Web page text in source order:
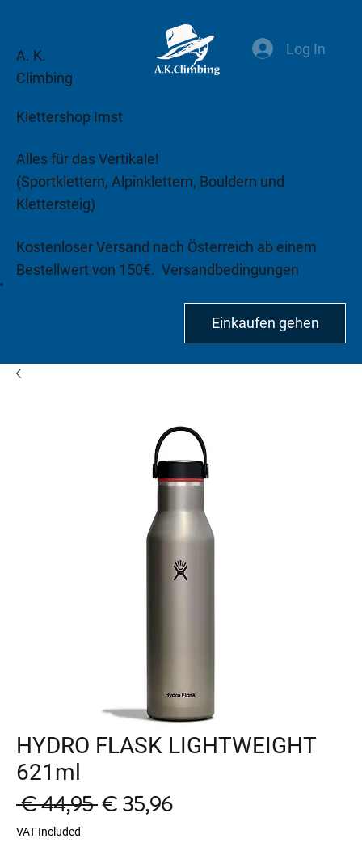
A. K.
Climbing
Klettershop Imst
Alles für das Vertikale!
(Sportklettern, Alpinklettern, Bouldern und
Klettersteig)
Kostenloser Versand nach Österreich ab einem
Bestellwert von 150€. Versandbedingungen
Log In
HYDRO FLASK LIGHTWEIGHT
621ml
€ 44,95 Regular
€ 35,96Sale
VAT Included
Einkaufen gehen